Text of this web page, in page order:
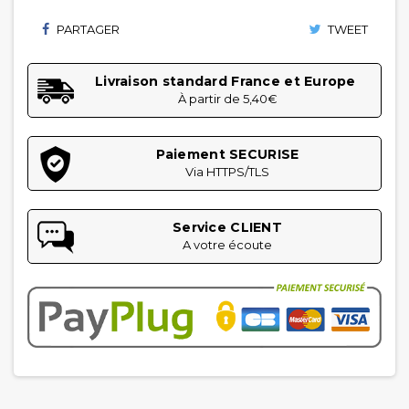
PARTAGER TWEET
Livraison standard France et Europe
À partir de 5,40€
Paiement SECURISE
Via HTTPS/TLS
Service CLIENT
A votre écoute